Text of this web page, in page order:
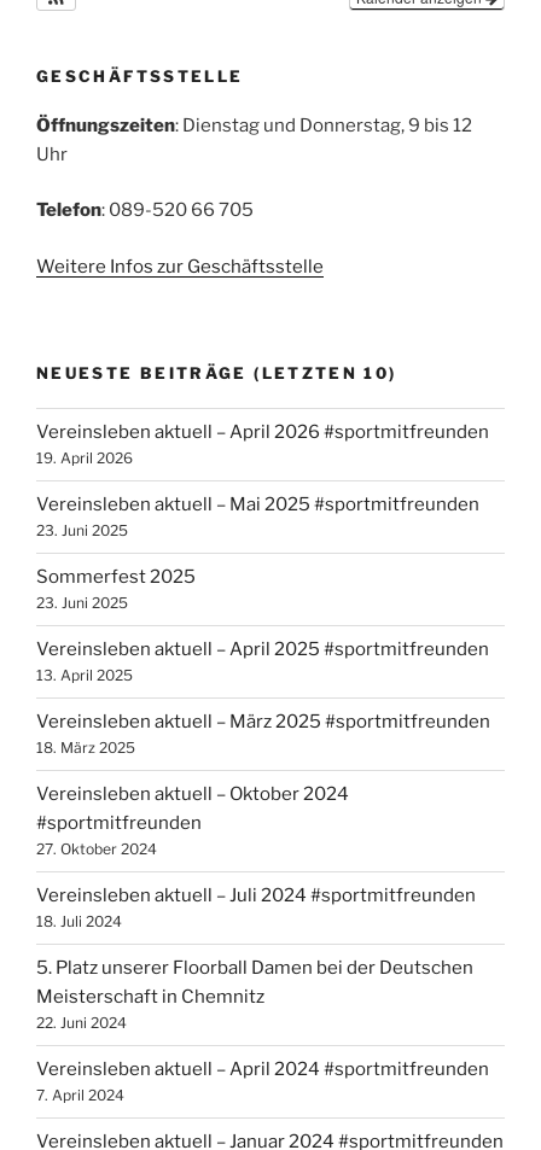
GESCHÄFTSSTELLE
Öffnungszeiten: Dienstag und Donnerstag, 9 bis 12
Uhr
Telefon: 089-520 66 705
Weitere Infos zur Geschäftsstelle
NEUESTE BEITRÄGE (LETZTEN 10)
Vereinsleben aktuell – April 2026 #sportmitfreunden
19. April 2026
Vereinsleben aktuell – Mai 2025 #sportmitfreunden
23. Juni 2025
Sommerfest 2025
23. Juni 2025
Vereinsleben aktuell – April 2025 #sportmitfreunden
13. April 2025
Vereinsleben aktuell – März 2025 #sportmitfreunden
18. März 2025
Vereinsleben aktuell – Oktober 2024
#sportmitfreunden
27. Oktober 2024
Vereinsleben aktuell – Juli 2024 #sportmitfreunden
18. Juli 2024
5. Platz unserer Floorball Damen bei der Deutschen
Meisterschaft in Chemnitz
22. Juni 2024
Vereinsleben aktuell – April 2024 #sportmitfreunden
7. April 2024
Vereinsleben aktuell – Januar 2024 #sportmitfreunden